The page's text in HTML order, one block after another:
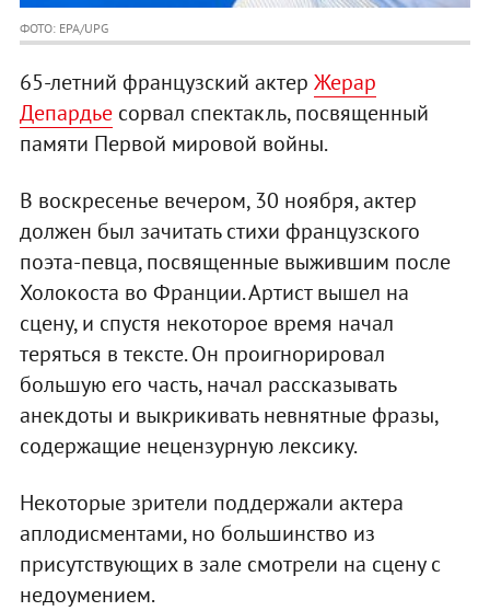
ФОТО: EPA/UPG
65-летний французский актер Жерар
Депардьесорвал спектакль, посвященный
памяти Первой мировой войны.
В воскресенье вечером, 30 ноября, актер
должен был зачитать стихи французского
поэта-певца, посвященные выжившим после
Холокоста во Франции. Артист вышел на
сцену, и спустя некоторое время начал
теряться в тексте. Он проигнорировал
большую его часть, начал рассказывать
анекдоты и выкрикивать невнятные фразы,
содержащие нецензурную лексику.
Некоторые зрители поддержали актера
аплодисментами, но большинство из
присутствующих в зале смотрели на сцену с
недоумением.